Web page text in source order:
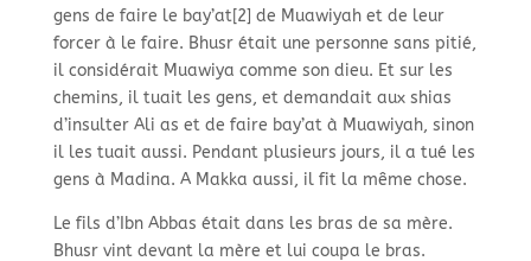
gens de faire le bay’at[2] de Muawiyah et de leur
forcer à le faire. Bhusr était une personne sans pitié,
il considérait Muawiya comme son dieu. Et sur les
chemins, il tuait les gens, et demandait aux shias
d’insulter Ali as et de faire bay’at à Muawiyah, sinon
il les tuait aussi. Pendant plusieurs jours, il a tué les
gens à Madina. A Makka aussi, il fit la même chose.
Le fils d’Ibn Abbas était dans les bras de sa mère.
Bhusr vint devant la mère et lui coupa le bras.